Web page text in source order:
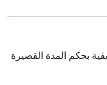
بحكم المدة القصيرة